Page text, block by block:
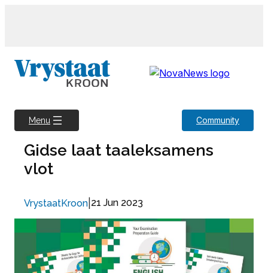
Menu Community
Gidse laat taaleksamens
vlot
VrystaatKroon 21 Jun 2023